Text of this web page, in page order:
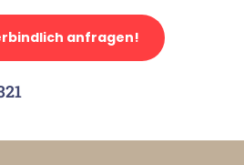
anfragen!